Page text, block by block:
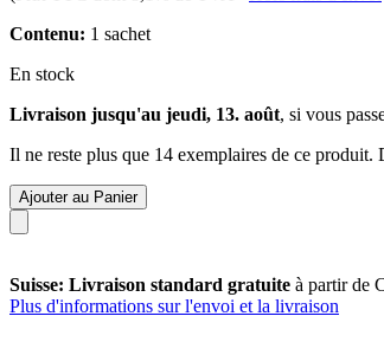
Contenu: 1 sachet
En stock
Livraison jusqu'au jeudi, 13. août, si vous
Il ne reste plus que 14 exemplaires de ce
Ajouter au Panier
Suisse: Livraison standard gratuite à partir de
Plus d'informations sur l'envoi et la livraison